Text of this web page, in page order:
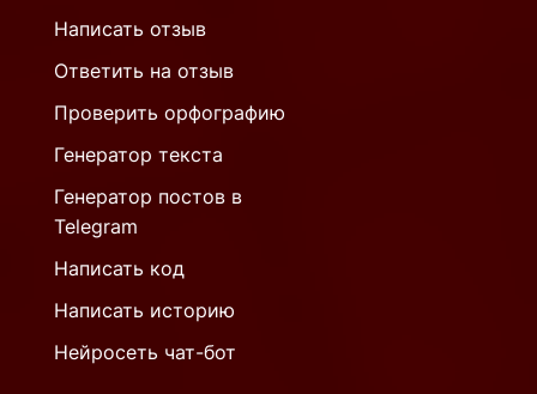
Написать отзыв
Ответить на отзыв
Проверить орфографию
Генератор текста
Генератор постов в
Telegram
Написать код
Написать историю
Нейросеть чат-бот